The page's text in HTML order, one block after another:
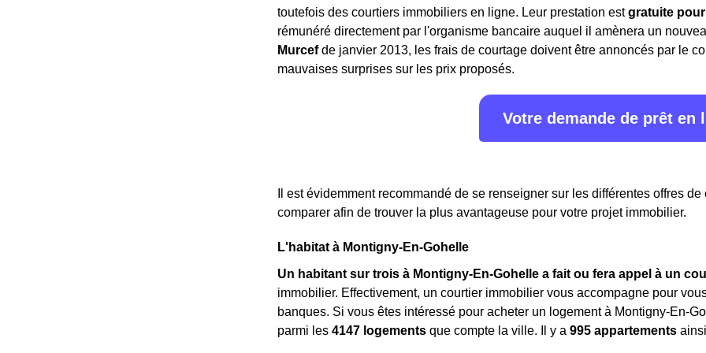
toutefois des courtiers immobiliers en ligne. Leur prestation estgratuite
rémunéré directement par l'organisme bancaire auquel il amènera un
Murcefde janvier 2013, les frais de courtage doivent être annoncés par le
mauvaises surprises sur les prix proposés.
Votre demande de prêt en
Il est évidemment recommandé de se renseigner sur les différentes offres
comparer afin de trouver la plus avantageuse pour votre projet immobilier.
L'habitat à Montigny-En-Gohelle
Un habitant sur trois à Montigny-En-Gohelle a fait ou fera appel à un
immobilier. Effectivement, un courtier immobilier vous accompagne pour
banques. Si vous êtes intéressé pour acheter un logement à Montigny-En-
parmi les 4147 logements que compte la ville. Il y a 995 appartements